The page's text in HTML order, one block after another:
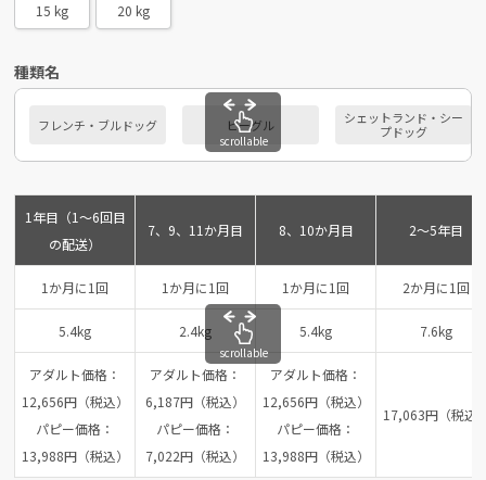
15 kg 20 kg
種類名
フレンチ・ブルドッグ ビーグル
シェットランド・シー
プドッグ
scrollable
1年目（1～6回目
の配送）
7、9、11か月目 8、10か月目 2～5年目
1か月に1回 1か月に1回 1か月に1回 2か月に1回
5.4kg 2.4kg 5.4kg 7.6kg
アダルト価格：
12,656円（税込）
パピー価格：
13,988円（税込）
アダルト価格：
6,187円（税込）
パピー価格：
7,022円（税込）
アダルト価格：
12,656円（税込）
パピー価格：
13,988円（税込）
17,063円（税込
scrollable